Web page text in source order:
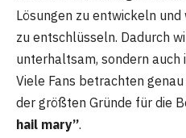
Lösungen zu entwickeln
zu entschlüsseln. Dadurch
unterhaltsam, sondern
Viele Fans betrachten
der größten Gründe für die
hail mary”.